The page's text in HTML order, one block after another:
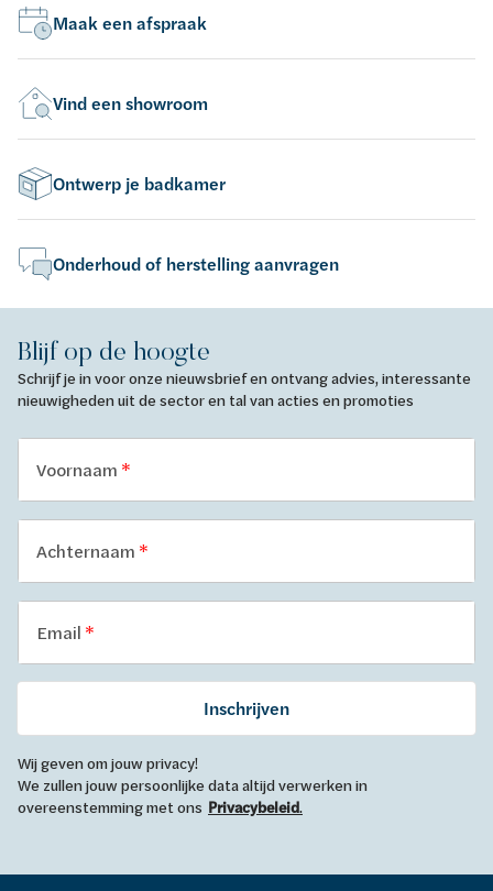
Maak een afspraak
Vind een showroom
Ontwerp je badkamer
Onderhoud of herstelling aanvragen
Blijf op de hoogte
Schrijf je in voor onze nieuwsbrief en ontvang advies, interessante
nieuwigheden uit de sector en tal van acties en promoties
Voornaam
Achternaam
Email
Inschrijven
Wij geven om jouw privacy!
We zullen jouw persoonlijke data altijd verwerken in
overeenstemming met ons Privacybeleid.